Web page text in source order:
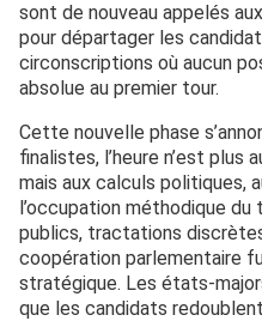
sont de nouveau appelés
pour départager les
circonscriptions où aucun
absolue au premier tour.
Cette nouvelle phase
finalistes, l’heure n’est plus
mais aux calculs politiques,
l’occupation méthodique du
publics, tractations
coopération parlementaire
stratégique. Les états-
que les candidats